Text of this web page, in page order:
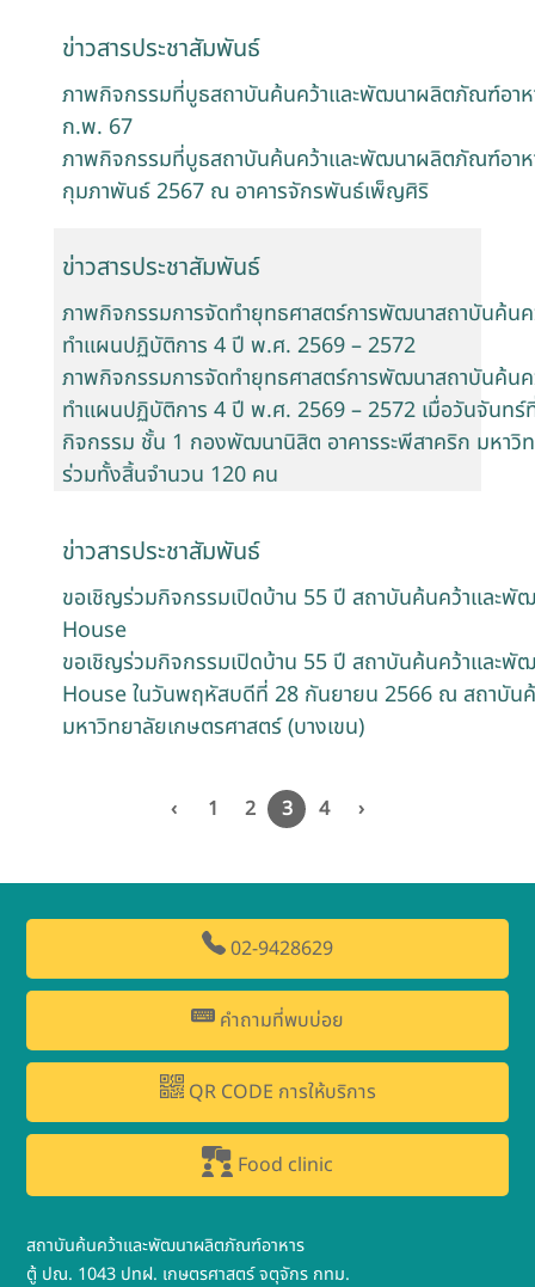
ข่าวสารประชาสัมพันธ์
ภาพกิจกรรมที่บูธสถาบันค้นคว้าและพัฒนาผลิตภัณฑ์อาห
ก.พ. 67
ภาพกิจกรรมที่บูธสถาบันค้นคว้าและพัฒนาผลิตภัณฑ์อาห
กุมภาพันธ์ 2567 ณ อาคารจักรพันธ์เพ็ญศิริ
ข่าวสารประชาสัมพันธ์
ภาพกิจกรรมการจัดทำยุทธศาสตร์การพัฒนาสถาบันค้น
ทำแผนปฏิบัติการ 4 ปี พ.ศ. 2569 – 2572
ภาพกิจกรรมการจัดทำยุทธศาสตร์การพัฒนาสถาบันค้น
ทำแผนปฏิบัติการ 4 ปี พ.ศ. 2569 – 2572 เมื่อวันจันท
กิจกรรม ชั้น 1 กองพัฒนานิสิต อาคารระพีสาคริก มหาวิ
ร่วมทั้งสิ้นจำนวน 120 คน
ข่าวสารประชาสัมพันธ์
ขอเชิญร่วมกิจกรรมเปิดบ้าน 55 ปี สถาบันค้นคว้าและ
House
ขอเชิญร่วมกิจกรรมเปิดบ้าน 55 ปี สถาบันค้นคว้าและ
House ในวันพฤหัสบดีที่ 28 กันยายน 2566 ณ สถาบัน
มหาวิทยาลัยเกษตรศาสตร์ (บางเขน)
‹ 1 2 3 4 ›
02-9428629
คำถามที่พบบ่อย
QR CODE การให้บริการ
Food clinic
สถาบันค้นคว้าและพัฒนาผลิตภัณฑ์อาหาร
ตู้ ปณ. 1043 ปทฝ. เกษตรศาสตร์ จตุจักร กทม.